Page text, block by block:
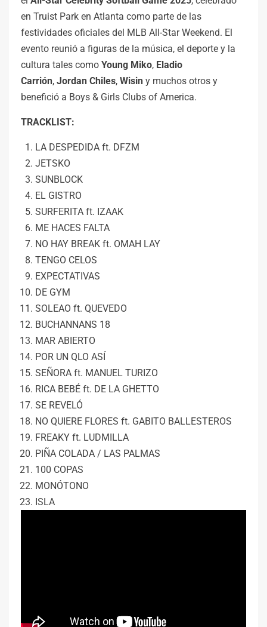
en Truist Park en Atlanta como parte de las
festividades oficiales del MLB All-Star Weekend. El
evento reunió a figuras de la música, el deporte y la
cultura tales como Young Miko, Eladio
Carrión, Jordan Chiles, Wisin y muchos otros y
benefició a Boys & Girls Clubs of America.
TRACKLIST:
LA DESPEDIDA ft. DFZM
JETSKO
SUNBLOCK
EL GISTRO
SURFERITA ft. IZAAK
ME HACES FALTA
NO HAY BREAK ft. OMAH LAY
TENGO CELOS
EXPECTATIVAS
DE GYM
SOLEAO ft. QUEVEDO
BUCHANNANS 18
MAR ABIERTO
POR UN QLO ASÍ
SEÑORA ft. MANUEL TURIZO
RICA BEBÉ ft. DE LA GHETTO
SE REVELÓ
NO QUIERE FLORES ft. GABITO BALLESTEROS
FREAKY ft. LUDMILLA
PIÑA COLADA / LAS PALMAS
100 COPAS
MONÓTONO
ISLA